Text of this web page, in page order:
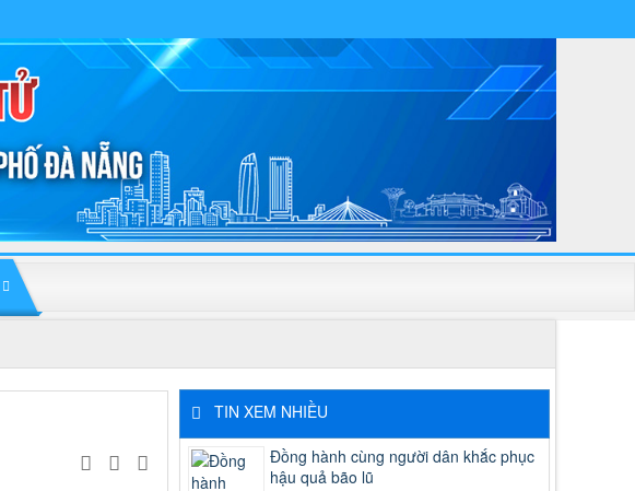
TIN XEM NHIỀU
Đồng hành cùng người dân khắc phục
hậu quả bão lũ